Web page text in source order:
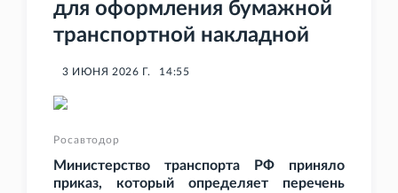
для оформления бумажной
транспортной накладной
3 ИЮНЯ 2026 Г. 14:55
Росавтодор
Министерство транспорта РФ приняло
приказ, который определяет перечень